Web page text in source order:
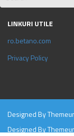
LINKURI UTILE
ro.betano.com
Privacy Policy
Designed By
Designed By